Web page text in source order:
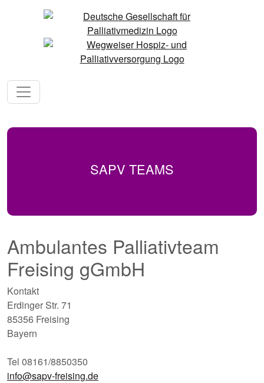
SAPV TEAMS
Ambulantes Palliativteam
Freising gGmbH
Kontakt
Erdinger Str. 71
85356 Freising
Bayern
Tel 08161/8850350
info@sapv-freising.de